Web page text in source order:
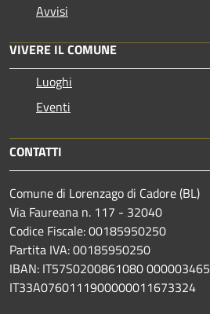
Avvisi
VIVERE IL COMUNE
Luoghi
Eventi
CONTATTI
Comune di Lorenzago di Cadore (BL)
Via Faureana n. 117 - 32040
Codice Fiscale: 00185950250
Partita IVA: 00185950250
IBAN: IT57S0200861080 000003465
IT33A0760111900000011673324